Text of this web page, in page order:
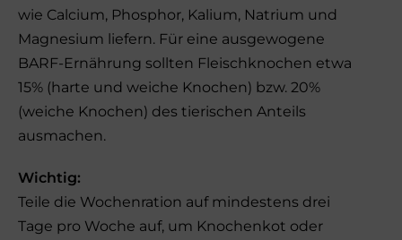
wie Calcium, Phosphor, Kalium, Natrium und
Magnesium liefern. Für eine ausgewogene
BARF-Ernährung sollten Fleischknochen etwa
15% (harte und weiche Knochen) bzw. 20%
(weiche Knochen) des tierischen Anteils
ausmachen.
Wichtig:
Teile die Wochenration auf mindestens drei
Tage pro Woche auf, um Knochenkot oder